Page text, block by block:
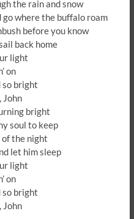
the rain and snow
where the buffalo roam
before you know
back home
light
on
so bright
John
bright
soul to keep
the night
let him sleep
light
on
so bright
John